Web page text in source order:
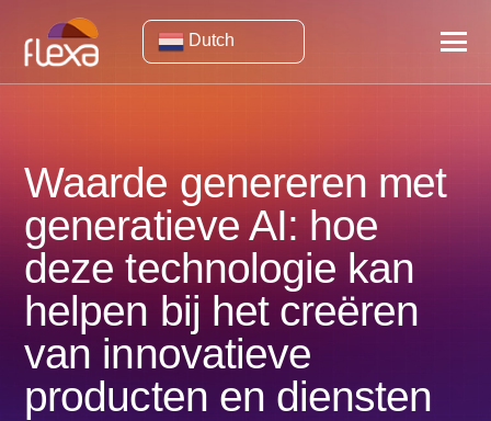
Dutch
Waarde genereren met
generatieve AI: hoe
deze technologie kan
helpen bij het creëren
van innovatieve
producten en diensten